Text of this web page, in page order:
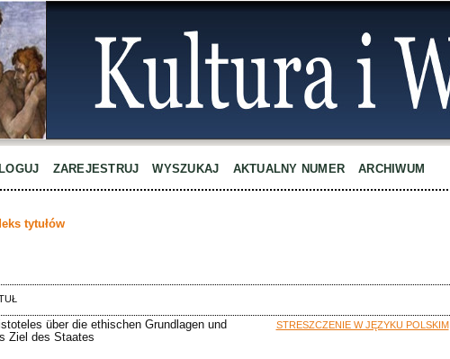
ZAREJESTRUJ WYSZUKAJ AKTUALNY NUMER ARCHIWUM
tytułów
über die ethischen Grundlagen und
Ziel des Staates
STRESZCZENIE W JĘZYKU POLSKIM